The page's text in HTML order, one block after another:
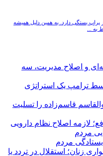
پراپ بستگی دارد. به همین دلیل همیشه
به ...
و اصلاح مدیریت، سه
ترامپ یک استراتژی
قاسم‌زاده را تسلیت
لازمه اصلاح نظام دارویی
مردم
مردم
زنان؛ استقلال در تردد یا